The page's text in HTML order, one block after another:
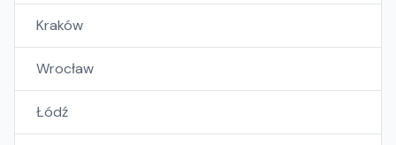
Kraków
Wrocław
Łódź